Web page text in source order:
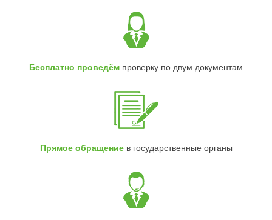
Бесплатно проведём проверку по двум документам
Прямое обращениев государственные органы